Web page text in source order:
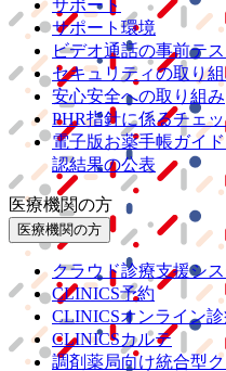
サポート
サポート環境
ビデオ通話の事前テス
セキュリティの取り
安心安全への取り組み
PHR指針に係るチェ
電子版お薬手帳ガイ
認結果の公表
医療機関の方
医療機関の方
クラウド診療支援シ
CLINICS予約
CLINICSオンライン診
CLINICSカルテ
調剤薬局向け統合型